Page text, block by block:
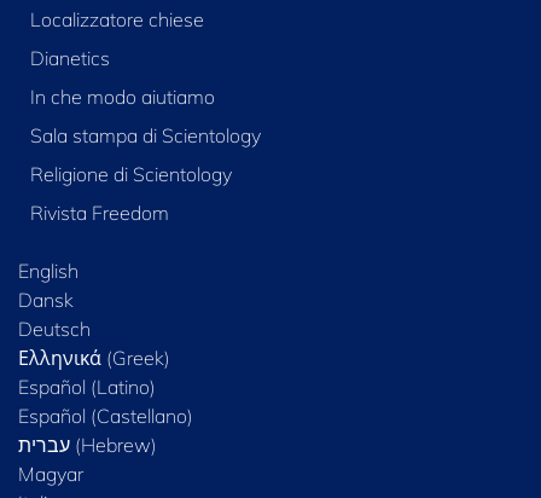
Localizzatore chiese
Dianetics
In che modo aiutiamo
Sala stampa di Scientology
Religione di Scientology
Rivista Freedom
English
Dansk
Deutsch
Ελληνικά (Greek)
Español (Latino)
Español (Castellano)
Magyar